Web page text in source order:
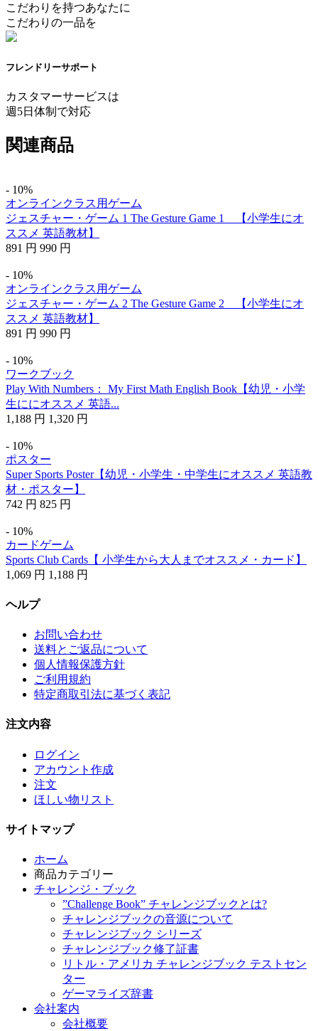
こだわりを持つあなたに
こだわりの一品を
フレンドリーサポート
カスタマーサービスは
週5日体制で対応
関連商品
- 10%
オンラインクラス用ゲーム
ジェスチャー・ゲーム 1 The Gesture Game 1 【小学生にオ
ススメ 英語教材】
891 円 990 円
- 10%
オンラインクラス用ゲーム
ジェスチャー・ゲーム 2 The Gesture Game 2 【小学生にオ
ススメ 英語教材】
891 円 990 円
- 10%
ワークブック
Play With Numbers： My First Math English Book【幼児・小学
生ににオススメ 英語...
1,188 円 1,320 円
- 10%
ポスター
Super Sports Poster【幼児・小学生・中学生にオススメ 英語教
材・ポスター】
742 円 825 円
- 10%
カードゲーム
Sports Club Cards【 小学生から大人までオススメ・カード】
1,069 円 1,188 円
ヘルプ
お問い合わせ
送料とご返品について
個人情報保護方針
ご利用規約
特定商取引法に基づく表記
注文内容
ログイン
アカウント作成
注文
ほしい物リスト
サイトマップ
ホーム
商品カテゴリー
チャレンジ・ブック
”Challenge Book” チャレンジブックとは?
チャレンジブックの音源について
チャレンジブック シリーズ
チャレンジブック修了証書
リトル・アメリカ チャレンジブック テストセン
ター
ゲーマライズ辞書
会社案内
会社概要